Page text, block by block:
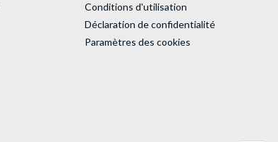
Conditions d'utilisation
Déclaration de confidentialité
Paramètres des cookies